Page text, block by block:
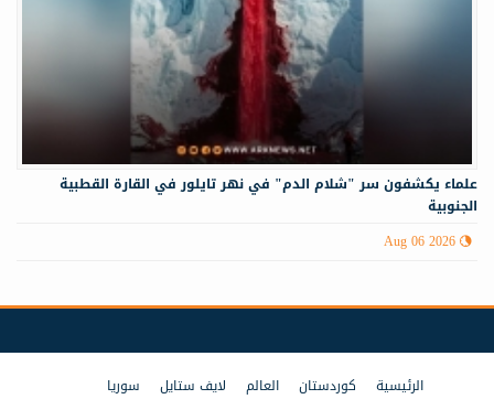
علماء يكشفون سر "شلام الدم" في نهر تايلور في القارة القطبية
الجنوبية
Aug 06 2026
الرئيسية كوردستان العالم لايف ستايل سوريا